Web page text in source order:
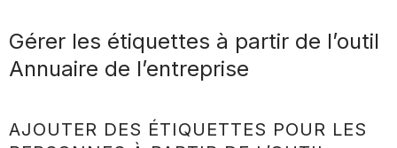
Gérer les étiquettes à partir de l’outil
Annuaire de l’entreprise
AJOUTER DES ÉTIQUETTES POUR LES